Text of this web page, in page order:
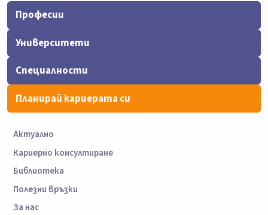
Професии
Университети
Специалности
Планирай кариерата си
Актуално
Кариерно консултиране
Библиотека
Полезни връзки
За нас